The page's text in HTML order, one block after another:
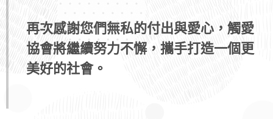
再次感謝您們無私的付出與愛心，觸愛
協會將繼續努力不懈，攜手打造一個更
美好的社會。